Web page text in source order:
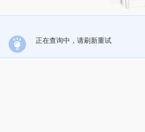
正在查询中，请刷新重试